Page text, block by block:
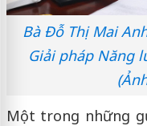
Bà Đỗ Thị Mai
Giải pháp Năng
Một trong những